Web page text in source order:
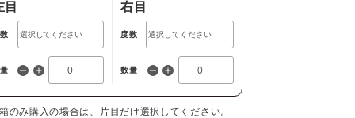
目 右目
度数
数量
のみ購入の場合は、片目だけ選択してください。